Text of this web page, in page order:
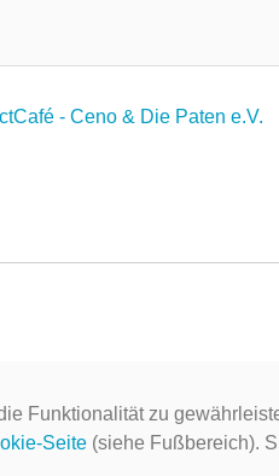
- Ceno & Die Paten e.V.
Funktionalität zu
Seite (siehe Fußbereich).